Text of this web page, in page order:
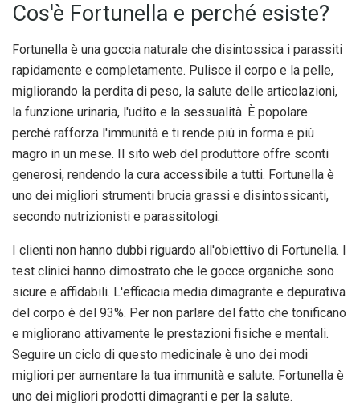
Cos'è Fortunella e perché esiste?
Fortunella è una goccia naturale che disintossica i parassiti
rapidamente e completamente. Pulisce il corpo e la pelle,
migliorando la perdita di peso, la salute delle articolazioni,
la funzione urinaria, l'udito e la sessualità. È popolare
perché rafforza l'immunità e ti rende più in forma e più
magro in un mese. Il sito web del produttore offre sconti
generosi, rendendo la cura accessibile a tutti. Fortunella è
uno dei migliori strumenti brucia grassi e disintossicanti,
secondo nutrizionisti e parassitologi.
I clienti non hanno dubbi riguardo all'obiettivo di Fortunella. I
test clinici hanno dimostrato che le gocce organiche sono
sicure e affidabili. L'efficacia media dimagrante e depurativa
del corpo è del 93%. Per non parlare del fatto che tonificano
e migliorano attivamente le prestazioni fisiche e mentali.
Seguire un ciclo di questo medicinale è uno dei modi
migliori per aumentare la tua immunità e salute. Fortunella è
uno dei migliori prodotti dimagranti e per la salute.